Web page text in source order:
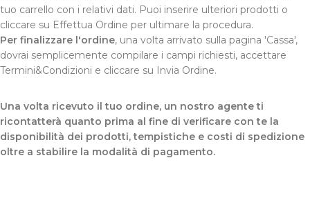
tuo carrello con i relativi dati. Puoi inserire ulteriori prodotti o
cliccare su Effettua Ordine per ultimare la procedura.
Per finalizzare l'ordine, una volta arrivato sulla pagina 'Cassa',
dovrai semplicemente compilare i campi richiesti, accettare
Termini&Condizioni e cliccare su Invia Ordine.
Una volta ricevuto il tuo ordine, un nostro agente ti
ricontatterà quanto prima al fine di verificare con te la
disponibilità dei prodotti, tempistiche e costi di spedizione
oltre a stabilire la modalità di pagamento.